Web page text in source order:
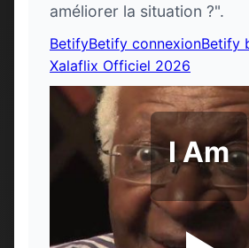
améliorer la situation ?".
BetifyBetify connexionBetify
Xalaflix Officiel 2026
I Am